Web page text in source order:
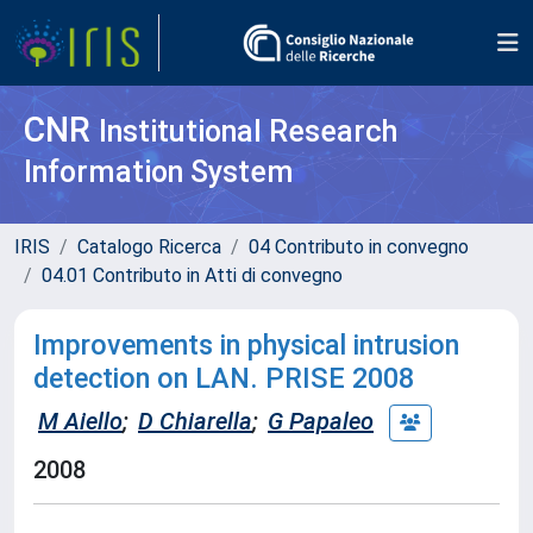
CNR Institutional Research
Information System
IRIS Catalogo Ricerca
04 Contributo in convegno
04.01 Contributo in Atti di convegno
Improvements in physical intrusion
detection on LAN. PRISE 2008
M Aiello; D Chiarella; G Papaleo
2008